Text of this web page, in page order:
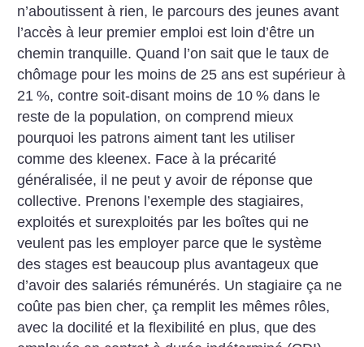
n’aboutissent à rien, le parcours des jeunes avant
l’accès à leur premier emploi est loin d’être un
chemin tranquille. Quand l’on sait que le taux de
chômage pour les moins de 25 ans est supérieur à
21 %, contre soit-disant moins de 10 % dans le
reste de la population, on comprend mieux
pourquoi les patrons aiment tant les utiliser
comme des kleenex. Face à la précarité
généralisée, il ne peut y avoir de réponse que
collective. Prenons l’exemple des stagiaires,
exploités et surexploités par les boîtes qui ne
veulent pas les employer parce que le système
des stages est beaucoup plus avantageux que
d’avoir des salariés rémunérés. Un stagiaire ça ne
coûte pas bien cher, ça remplit les mêmes rôles,
avec la docilité et la flexibilité en plus, que des